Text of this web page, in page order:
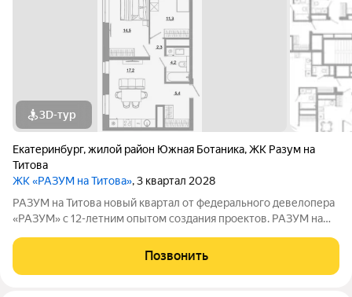
3D-тур
Екатеринбург,жилой район Южная Ботаника,ЖК Разум на
Титова
ЖК «РАЗУМ на Титова», 3 квартал 2028
РАЗУМ на Титова новый квартал от федерального девелопера
«РАЗУМ» с 12-летним опытом создания проектов. РАЗУМ на
Монтёрская, Титова и Смоленская. Квартал в Чкаловском
районе создан по концепции
Позвонить